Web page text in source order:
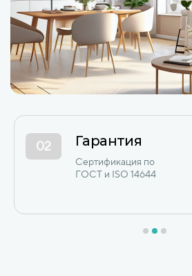
03 12+ лет опыта
Сотни коммерческих
и промышленных объектов